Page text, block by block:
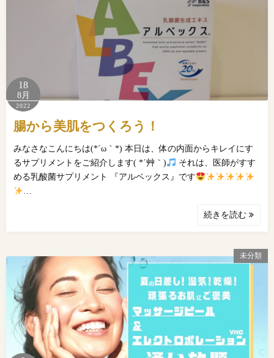
18
8月
2022
腸から美肌をつくろう！
みなさなこんにちは(*´ω｀*) 本日は、体の内面からキレイにす
るサプリメントをご紹介します( *´艸｀)
それは、医師がすす
める乳酸菌サプリメント 『アルベックス』です
…
続きを読む
未分類